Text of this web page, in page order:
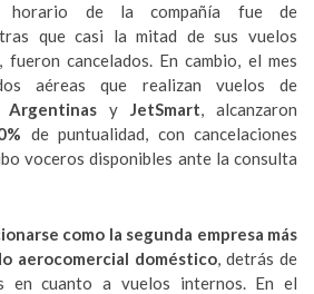
horario de la compañía fue de
que casi la mitad de sus vuelos
, fueron cancelados. En cambio, el mes
aéreas que realizan vuelos de
Argentinas y JetSmart, alcanzaron
de puntualidad, con cancelaciones
voceros disponibles ante la consulta
como la segunda empresa más
aerocomercial doméstico, detrás de
en cuanto a vuelos internos. En el